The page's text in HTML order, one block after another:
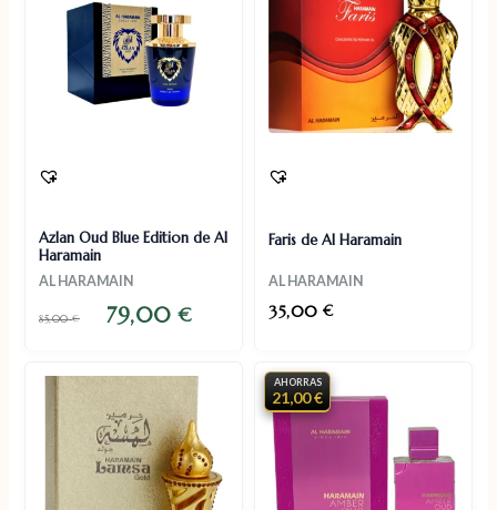
Azlan Oud Blue Edition de Al
Haramain
AL HARAMAIN
85,00€ 79,00€
Faris de Al Haramain
AL HARAMAIN
35,00 €
AHORRAS
21,00 €